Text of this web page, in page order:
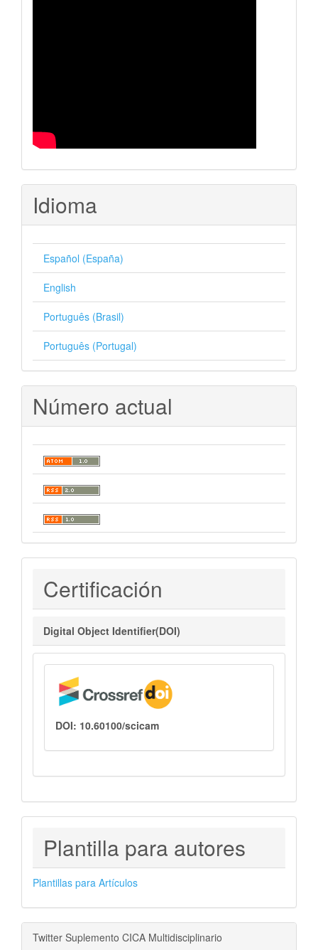
Idioma
Español (España)
English
Português (Brasil)
Português (Portugal)
Número actual
Certificaciones
Certificación
Digital Object Identifier(DOI)
DOI: 10.60100/scicam
PLANTILLAS
PARA
AUTORES
Plantilla para autores
Plantillas para Artículos
Twitter Suplemento CICA Multidisciplinario